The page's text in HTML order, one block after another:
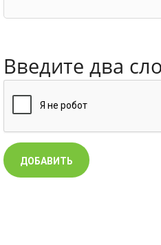
Введите два